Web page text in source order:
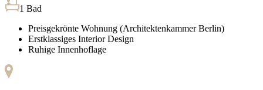
1 Bad
Preisgekrönte Wohnung (Architektenkammer Berlin)
Erstklassiges Interior Design
Ruhige Innenhoflage